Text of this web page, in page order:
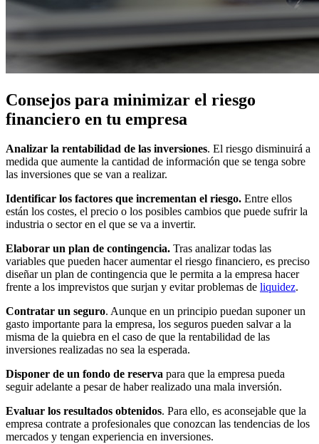
Consejos para minimizar el riesgo
financiero en tu empresa
Analizar la rentabilidad de las inversiones. El riesgo disminuirá a
medida que aumente la cantidad de información que se tenga sobre
las inversiones que se van a realizar.
Identificar los factores que incrementan el riesgo. Entre ellos
están los costes, el precio o los posibles cambios que puede sufrir la
industria o sector en el que se va a invertir.
Elaborar un plan de contingencia. Tras analizar todas las
variables que pueden hacer aumentar el riesgo financiero, es preciso
diseñar un plan de contingencia que le permita a la empresa hacer
frente a los imprevistos que surjan y evitar problemas de liquidez.
Contratar un seguro. Aunque en un principio puedan suponer un
gasto importante para la empresa, los seguros pueden salvar a la
misma de la quiebra en el caso de que la rentabilidad de las
inversiones realizadas no sea la esperada.
Disponer de un fondo de reserva para que la empresa pueda
seguir adelante a pesar de haber realizado una mala inversión.
Evaluar los resultados obtenidos. Para ello, es aconsejable que la
empresa contrate a profesionales que conozcan las tendencias de los
mercados y tengan experiencia en inversiones.